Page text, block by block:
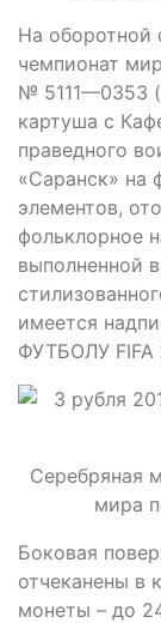
На оборотной
чемпионат
№ 5111—0353
картуша с
праведного
«Саранск» на
элементов,
фольклорное
выполненной
имеется
ФУТБОЛУ
Серебряная
мира
Боковая
отчеканены в
монеты – до